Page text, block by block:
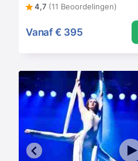
4,7 (11 Beoordelingen)
Vanaf € 395